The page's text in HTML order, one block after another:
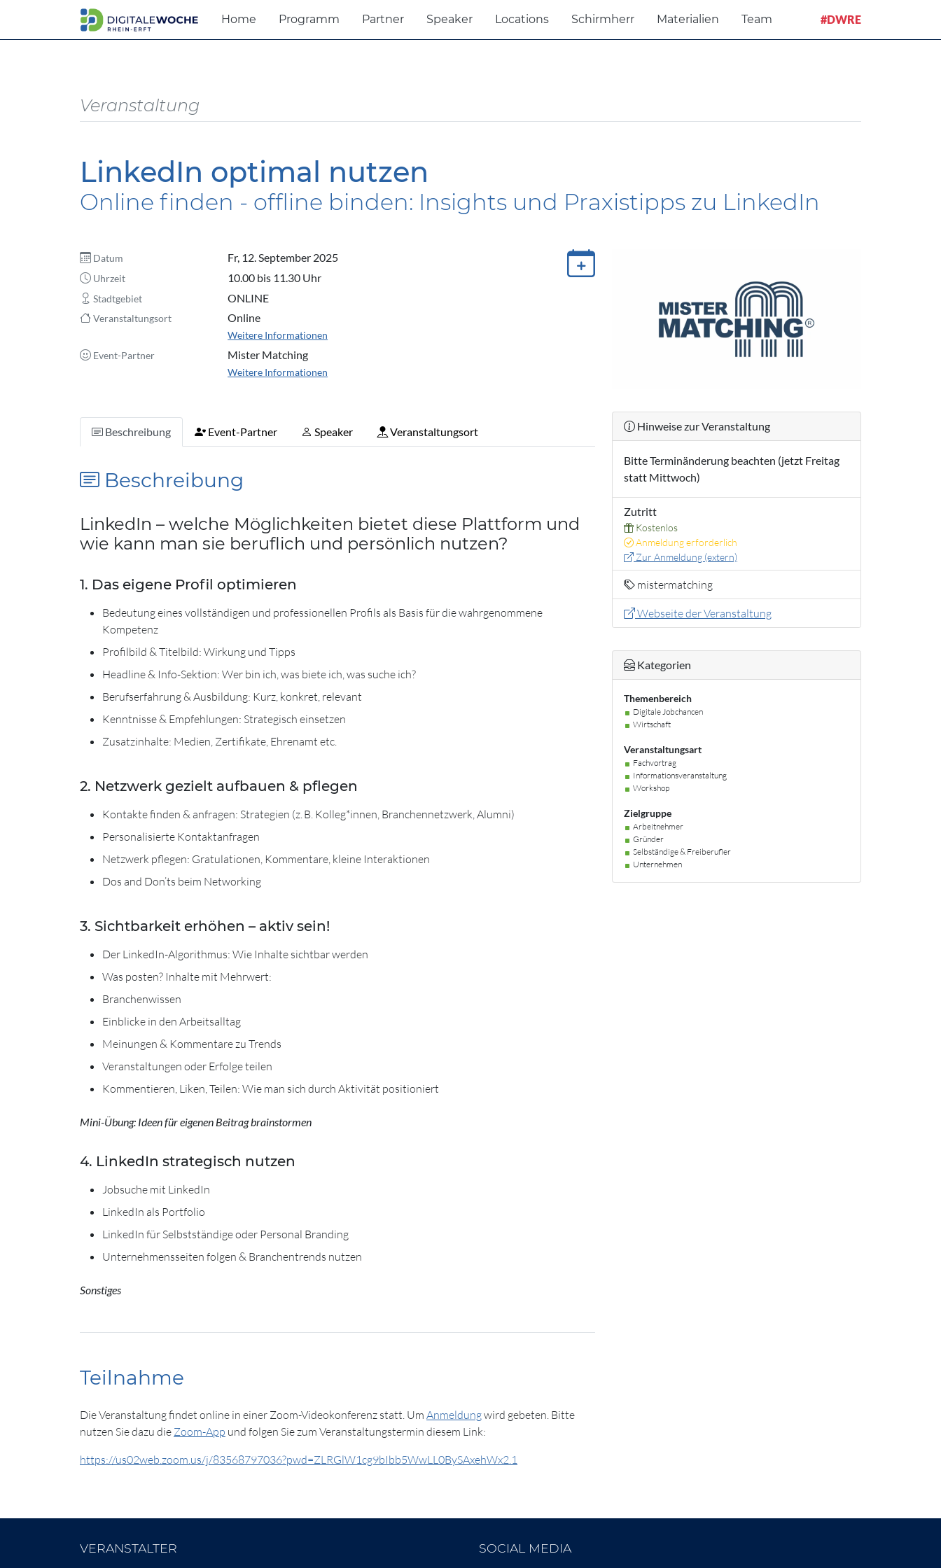
Home Programm Partner Speaker Locations Schirmherr Materialien Team #DWRE
Veranstaltung
LinkedIn optimal nutzen
Online finden - offline binden: Insights und Praxistipps zu LinkedIn
Datum Fr, 12. September 2025
Uhrzeit 10.00 bis 11.30 Uhr
Stadtgebiet ONLINE
Veranstaltungsort Online
Weitere Informationen
Event-Partner
Mister Matching
Weitere Informationen
Beschreibung Event-Partner Speaker Veranstaltungsort
Beschreibung
LinkedIn – welche Möglichkeiten bietet diese Plattform und
wie kann man sie beruflich und persönlich nutzen?
1. Das eigene Profil optimieren
Bedeutung eines vollständigen und professionellen Profils als Basis für die wahrgenommene
Kompetenz
Profilbild & Titelbild: Wirkung und Tipps
Headline & Info-Sektion: Wer bin ich, was biete ich, was suche ich?
Berufserfahrung & Ausbildung: Kurz, konkret, relevant
Kenntnisse & Empfehlungen: Strategisch einsetzen
Zusatzinhalte: Medien, Zertifikate, Ehrenamt etc.
2. Netzwerk gezielt aufbauen & pflegen
Kontakte finden & anfragen: Strategien (z. B. Kolleg*innen, Branchennetzwerk, Alumni)
Personalisierte Kontaktanfragen
Netzwerk pflegen: Gratulationen, Kommentare, kleine Interaktionen
Dos and Don’ts beim Networking
3. Sichtbarkeit erhöhen – aktiv sein!
Der LinkedIn-Algorithmus: Wie Inhalte sichtbar werden
Was posten? Inhalte mit Mehrwert:
Branchenwissen
Einblicke in den Arbeitsalltag
Meinungen & Kommentare zu Trends
Veranstaltungen oder Erfolge teilen
Kommentieren, Liken, Teilen: Wie man sich durch Aktivität positioniert
Mini-Übung: Ideen für eigenen Beitrag brainstormen
4. LinkedIn strategisch nutzen
Jobsuche mit LinkedIn
LinkedIn als Portfolio
LinkedIn für Selbstständige oder Personal Branding
Unternehmensseiten folgen & Branchentrends nutzen
Sonstiges
Teilnahme
Die Veranstaltung findet online in einer Zoom-Videokonferenz statt. Um Anmeldungwird gebeten. Bitte
nutzen Sie dazu die Zoom-App und folgen Sie zum Veranstaltungstermin diesem Link:
https://us02web.zoom.us/j/83568797036?pwd=ZLRGlW1cg9bIbb5WwLL0BySAxehWx2.1
Hinweise zur Veranstaltung
Bitte Terminänderung beachten (jetzt Freitag
statt Mittwoch)
Zutritt
Kostenlos
Anmeldung erforderlich
Zur Anmeldung (extern)
mistermatching
Webseite der Veranstaltung
Kategorien
Themenbereich
Digitale Jobchancen
Wirtschaft
Veranstaltungsart
Fachvortrag
Informationsveranstaltung
Workshop
Zielgruppe
Arbeitnehmer
Gründer
Selbständige & Freiberufler
Unternehmen
VERANSTALTER SOCIAL MEDIA